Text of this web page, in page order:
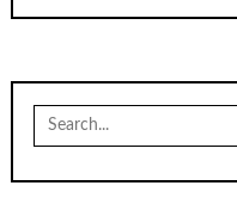
Search
for: